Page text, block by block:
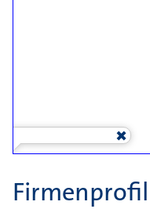
Firmenprofil